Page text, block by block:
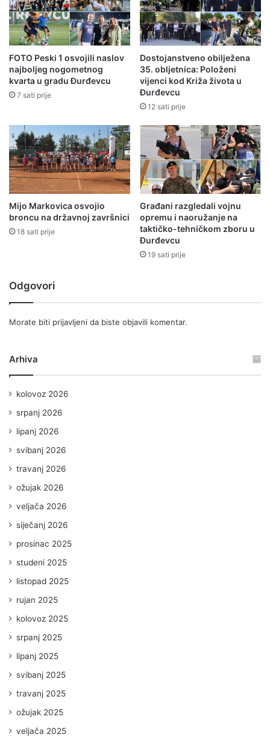
FOTO Peski 1 osvojili naslov
najboljeg nogometnog
kvarta u gradu Đurđevcu
7 sati prije
Dostojanstveno obilježena
35. obljetnica: Položeni
vijenci kod Križa života u
Đurđevcu
12 sati prije
Mijo Markovica osvojio
broncu na državnoj završnici
18 sati prije
Građani razgledali vojnu
opremu i naoružanje na
taktičko-tehničkom zboru u
Đurđevcu
19 sati prije
Odgovori
Morate biti prijavljeni da biste objavili komentar.
Arhiva
kolovoz 2026
srpanj 2026
lipanj 2026
svibanj 2026
travanj 2026
ožujak 2026
veljača 2026
siječanj 2026
prosinac 2025
studeni 2025
listopad 2025
rujan 2025
kolovoz 2025
srpanj 2025
lipanj 2025
svibanj 2025
travanj 2025
ožujak 2025
veljača 2025